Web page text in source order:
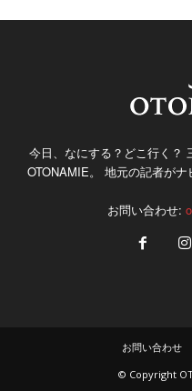
今日、なにする？どこ行く？
OTONAMIE。 地元の記者が
お問い合わせ:
お問い合わせ
© Copyright